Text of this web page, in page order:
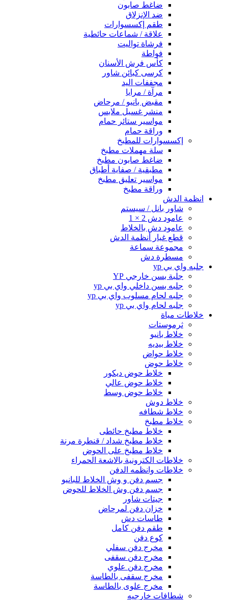
ضاغط صابون
ضد الإنزلاق
طقم إكسسوارات
علاقة / شماعات حائطية
فرشاة تواليت
فواطة
كأس فرش الأسنان
كرسى كبائن شاور
مجففات اليد
مرآة / مرايا
مقبض بانيو / مرحاض
منشر غسيل ملابس
مواسير ستائر حمام
وراقة حمام
إكسسوارات للمطبخ
سلة مهملات مطبخ
ضاغط صابون مطبخ
مطبقية / صفاية أطباق
مواسير تعليق مطبخ
وراقة مطبخ
انظمة الدش
شاور بانل / سيستم
عامود دش 2 × 1
عامود دش بالخلاط
قطع غيار أنظمة الدش
مجموعة سماعة
مسطرة دش
جلبه واي بي yp
جلبة بسن خارجي YP
جلبه بسن داخلي واي بي yp
جلبه لحام مسلوب واي بي yp
جلبه لحام واي بي yp
خلاطات مياة
ثرموستات
خلاط بانيو
خلاط بيديه
خلاط حواض
خلاط حوض
خلاط حوض ديكور
خلاط حوض عالي
خلاط حوض وسط
خلاط دوش
خلاط شطافه
خلاط مطبخ
خلاط مطبخ حائطى
خلاط مطبخ شداد / قنطرة مرنة
خلاط مطبخ على الحوض
خلاطات الكترونية بالاشعة الحمراء
خلاطات وانظمه الدفن
جسم دفن و وش الخلاط للبانيو
جسم دفن وش الخلاط للحوض
جيتات شاور
خزان دفن لمرحاض
طاسات دش
طقم دفن كامل
كوع دفن
مخرج دفن سفلي
مخرج دفن سقفى
مخرج دفن علوي
مخرج سقفى بالطاسة
مخرج علوى بالطاسة
شطافات خارجيه